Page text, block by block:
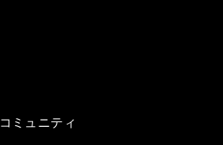
ミュニティ